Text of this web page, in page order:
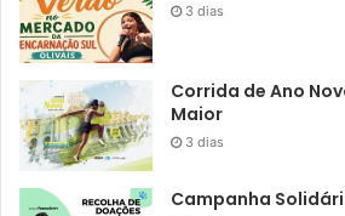
3 dias
Corrida de Ano
Maior
3 dias
Campanha